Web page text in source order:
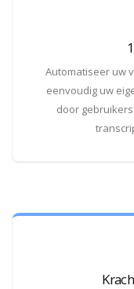
Automatiseer uw
eenvoudig uw
door